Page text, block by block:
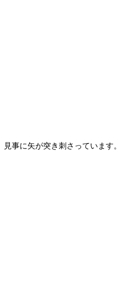
見事に矢が突き刺さっています。